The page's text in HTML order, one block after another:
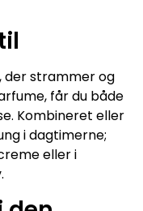
strammer og
får du både
Kombineret eller
i dagtimerne;
eller i